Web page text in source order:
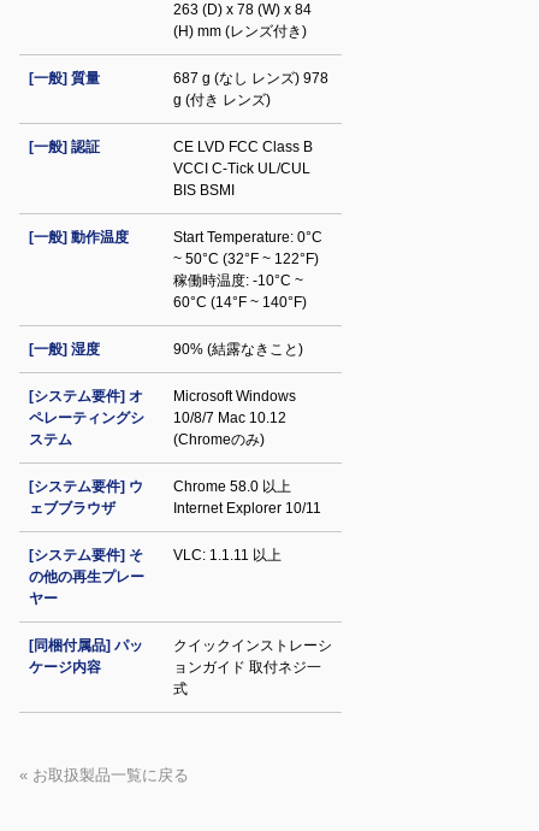
263 (D) x 78 (W) x 84
(H) mm (レンズ付き)
[一般] 質量
687 g (なし レンズ) 978
g (付き レンズ)
[一般] 認証
CE LVD FCC Class B
VCCI C-Tick UL/CUL
BIS BSMI
[一般] 動作温度
Start Temperature: 0°C
~ 50°C (32°F ~ 122°F)
稼働時温度: -10°C ~
60°C (14°F ~ 140°F)
[一般] 湿度 90% (結露なきこと)
[システム要件] オ
ペレーティングシ
ステム
Microsoft Windows
10/8/7 Mac 10.12
(Chromeのみ)
[システム要件] ウ
ェブブラウザ
Chrome 58.0 以上
Internet Explorer 10/11
[システム要件] そ
の他の再生プレー
ヤー
VLC: 1.1.11 以上
[同梱付属品] パッ
ケージ内容
クイックインストレーシ
ョンガイド 取付ネジ一
式
« お取扱製品一覧に戻る